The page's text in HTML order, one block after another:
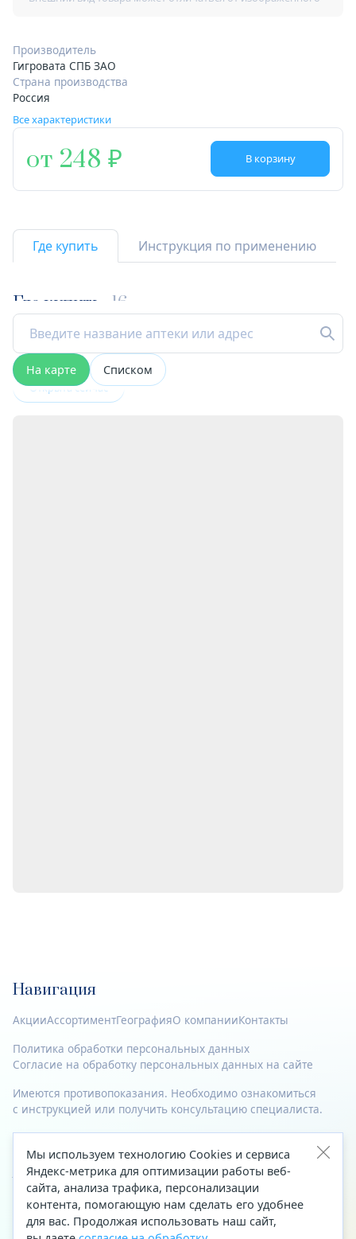
Производитель
Гигровата СПБ ЗАО
Страна производства
Россия
Все характеристики
от 248 В корзину
Где купить Инструкция по применению
Где купить 16
На карте Списком
Открыта сейчас
Навигация
АкцииАссортиментГеографияО компанииКонтакты
Политика обработки персональных данных
Согласие на обработку персональных данных на сайте
Имеются противопоказания. Необходимо ознакомиться
с инструкцией или получить консультацию специалиста.
© 2023—2026 Все права защищены.
Адрес
Архангельск, ул. Папанина, д. 19 (вход в здание со стороны
автоцентра «Тойота»)
Мы используем технологию Cookies и сервиса
Яндекс-метрика для оптимизации работы веб-
сайта, анализа трафика, персонализации
контента, помогающую нам сделать его удобнее
для вас. Продолжая использовать наш сайт,